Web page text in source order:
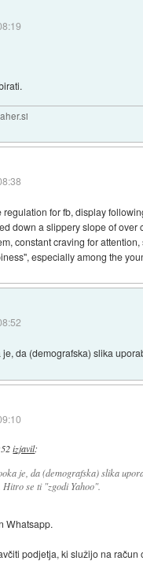
for fb, display
down a slippery slope of over
constant craving for
especially among the
da (demografska) slika
izjavil:
je, da (demografska) slika
se ti "zgodi Yahoo".
Whatsapp.
podjetja, ki služijo na račun